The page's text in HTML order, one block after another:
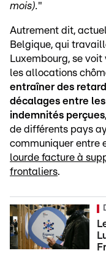
mois)."
Autrement dit,
Belgique, qui
Luxembourg, se
les allocations
entraîner des
décalages entre
indemnités perçues
de différents pays
communiquer entre
lourde facture à
frontaliers.